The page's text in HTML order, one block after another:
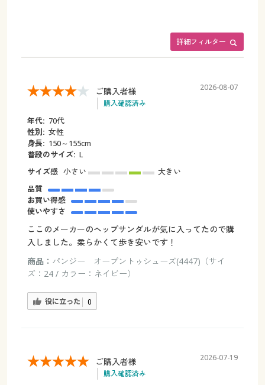
詳細フィルター
ご購入者様
購入確認済み
2026-08-07
年代: 70代
性別: 女性
身長: 150～155cm
普段のサイズ: L
サイズ感 小さい
大きい
品質
お買い得感
使いやすさ
ここのメーカーのヘップサンダルが気に入ってたので購
入しました。柔らかくて歩き安いです！
商品： パンジー オープントゥシューズ(4447)（サイ
ズ：24 / カラー：ネイビー）
役に立った 0
ご購入者様
購入確認済み
2026-07-19